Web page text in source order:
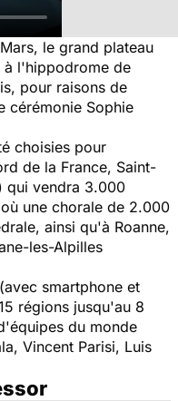
le grand plateau
à l'hippodrome de
pour raisons de
cérémonie Sophie
choisies pour
de la France, Saint-
qui vendra 3.000
une chorale de 2.000
ainsi qu'à Roanne,
les-Alpilles
smartphone et
régions jusqu'au 8
du monde
Vincent Parisi, Luis